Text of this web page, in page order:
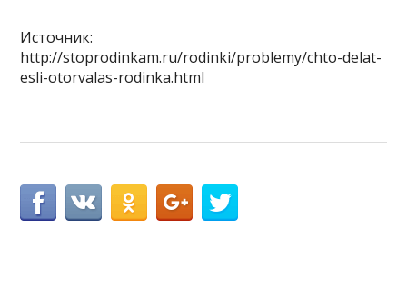
Источник:
http://stoprodinkam.ru/rodinki/problemy/chto-delat-
esli-otorvalas-rodinka.html